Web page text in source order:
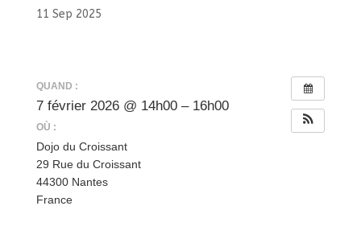
11 Sep 2025
QUAND :
7 février 2026 @ 14h00 – 16h00
OÙ :
Dojo du Croissant
29 Rue du Croissant
44300 Nantes
France